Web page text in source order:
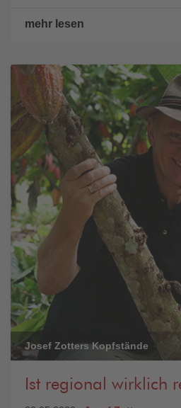
mehr lesen
Josef Zotters Kopfstände
Ist regional wirklich